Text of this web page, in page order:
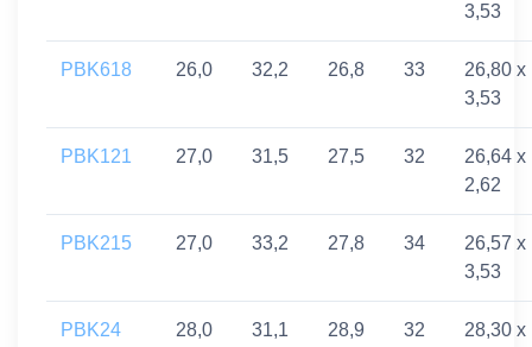
3,53
PBK618 26,0 32,2 26,8 33
26,80 x
3,53
PBK121 27,0 31,5 27,5 32
26,64 x
2,62
PBK215 27,0 33,2 27,8 34
26,57 x
3,53
PBK24 28,0 31,1 28,9 32
28,30 x